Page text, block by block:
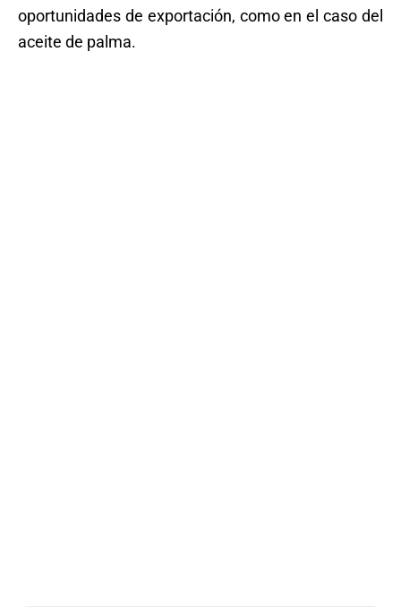
oportunidades de exportación, como en el caso del
aceite de palma.